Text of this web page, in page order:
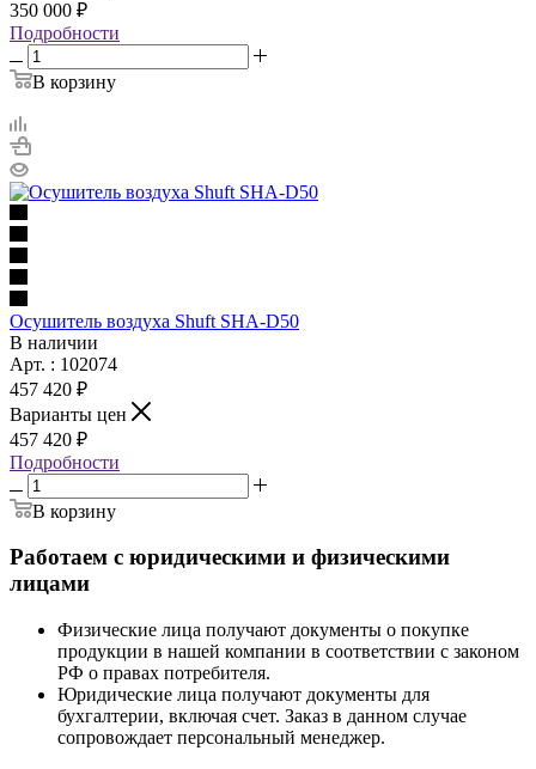
350 000 ₽
Подробности
В корзину
Осушитель воздуха Shuft SHA-D50
В наличии
Арт. : 102074
457 420 ₽
Варианты цен
457 420 ₽
Подробности
В корзину
Работаем с юридическими и физическими
лицами
Физические лица получают документы о покупке
продукции в нашей компании в соответствии с законом
РФ о правах потребителя.
Юридические лица получают документы для
бухгалтерии, включая счет. Заказ в данном случае
сопровождает персональный менеджер.